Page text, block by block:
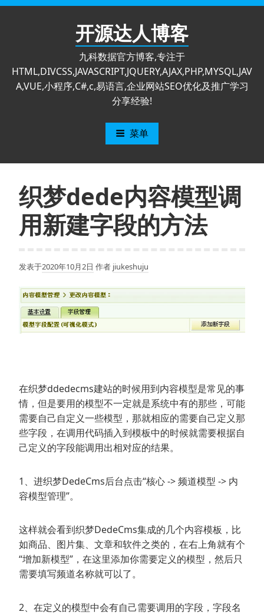
跳
开源达人博客
九科数据官方博客,专注于
HTML,DIVCSS,JAVASCRIPT,JQUERY,AJAX,PHP,MYSQL,JAV
A,VUE,小程序,C#,c,易语言,企业网站SEO优化及推广学习
分享经验!
菜单
织梦dede内容模型调
用新建字段的方法
发表于2020年10月2日 作者 jiukeshuju
在织梦ddedecms建站的时候用到内容模型是常见的事
情，但是要用的模型不一定就是系统中有的那些，可能
需要自己自定义一些模型，那就相应的需要自己定义那
些字段，在调用代码插入到模板中的时候就需要根据自
己定义的字段能调用出相对应的结果。
1、进织梦DedeCms后台点击“核心 -> 频道模型 -> 内
容模型管理”。
这样就会看到织梦DedeCms集成的几个内容模板，比
如商品、图片集、文章和软件之类的，在右上角就有个
“增加新模型”，在这里添加你需要定义的模型，然后只
需要填写频道名称就可以了。
2、在定义的模型中会有自己需要调用的字段，字段名